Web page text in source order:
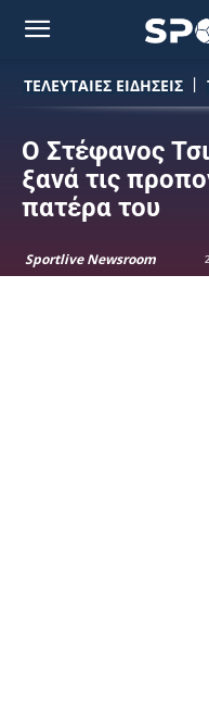
ΤΕΛΕΥΤΑΙΕΣ ΕΙΔΗΣΕΙΣ
Ο Στέφανος
ξανά τις
πατέρα του
Sportlive Newsroom